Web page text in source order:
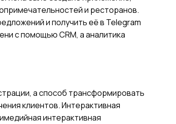
и ресторанов.
и получить её в Telegram
с помощью CRM, а аналитика
а способ трансформировать
клиентов. Интерактивная
интерактивная